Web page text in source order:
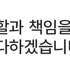
과 책임
하겠습